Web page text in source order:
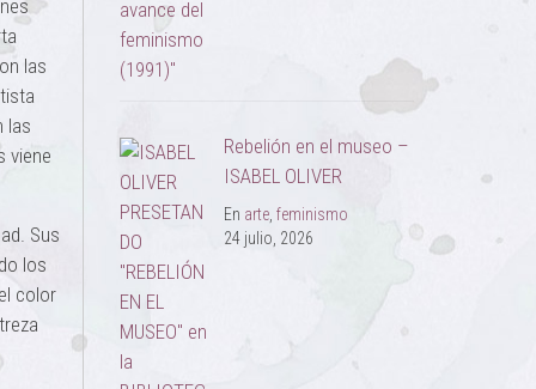
las
las
viene
Sus
los
color
Rebelión en el museo –
ISABEL OLIVER
En arte ,feminismo
24 julio, 2026